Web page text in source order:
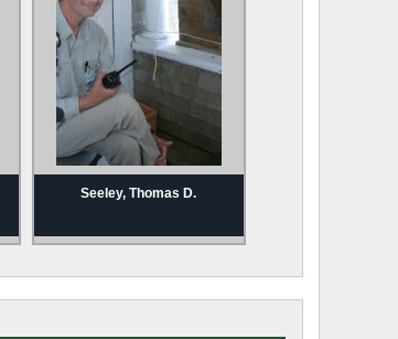
Seeley, Thomas D.